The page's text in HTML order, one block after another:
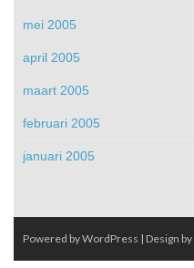
mei 2005
april 2005
maart 2005
februari 2005
januari 2005
Powered by WordPress | Design by